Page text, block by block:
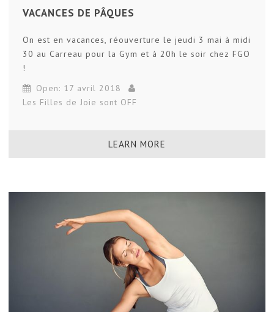
VACANCES DE PÂQUES
On est en vacances, réouverture le jeudi 3 mai à midi
30 au Carreau pour la Gym et à 20h le soir chez FGO
!
Open: 17 avril 2018
Les Filles de Joie sont OFF
LEARN MORE